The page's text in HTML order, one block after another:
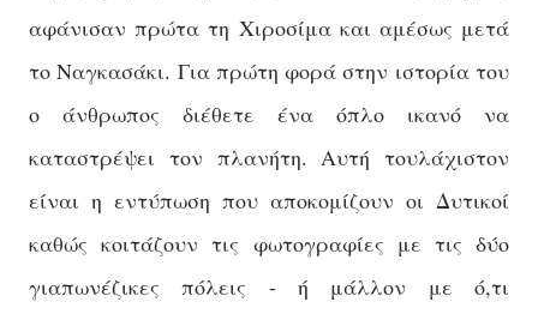
αφάνισαν πρώτα τη Χιροσίμα και αμέσως μετά
το Ναγκασάκι. Για πρώτη φορά στην ιστορία του
ο άνθρωπος διέθετε ένα όπλο ικανό να
καταστρέψει τον πλανήτη. Αυτή τουλάχιστον
είναι η εντύπωση που αποκομίζουν οι Δυτικοί
καθώς κοιτάζουν τις φωτογραφίες με τις δύο
γιαπωνέζικες πόλεις - ή μάλλον με ό,τι